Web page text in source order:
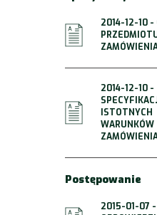
2014-12-10 -
2014-12-10 -
ISTOTNYCH
WARUNKÓW
Postępowanie
2015-01-07 -